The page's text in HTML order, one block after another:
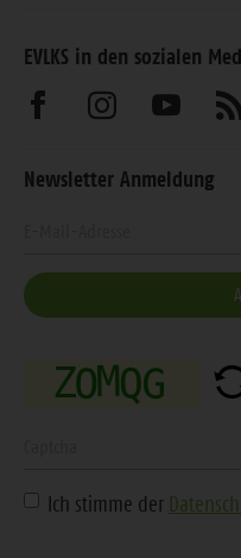
EVLKS in den sozialen
Besuchen
uns
Besuchen
uns
uns
Newsletter Anmeldung
Ihre
E-
Adresse
die Ich stimme der